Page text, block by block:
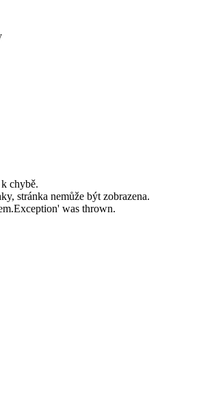
chybě.
stránka nemůže být zobrazena.
was thrown.